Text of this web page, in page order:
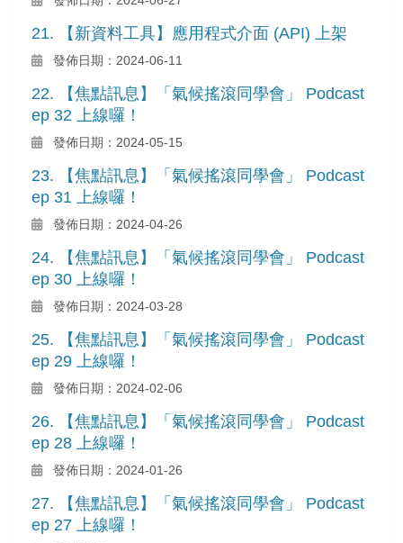
21. 【新資料工具】應用程式介面 (API) 上架
發佈日期：2024-06-11
22. 【焦點訊息】「氣候搖滾同學會」 Podcast
ep 32 上線囉！
發佈日期：2024-05-15
23. 【焦點訊息】「氣候搖滾同學會」 Podcast
ep 31 上線囉！
發佈日期：2024-04-26
24. 【焦點訊息】「氣候搖滾同學會」 Podcast
ep 30 上線囉！
發佈日期：2024-03-28
25. 【焦點訊息】「氣候搖滾同學會」 Podcast
ep 29 上線囉！
發佈日期：2024-02-06
26. 【焦點訊息】「氣候搖滾同學會」 Podcast
ep 28 上線囉！
發佈日期：2024-01-26
27. 【焦點訊息】「氣候搖滾同學會」 Podcast
ep 27 上線囉！